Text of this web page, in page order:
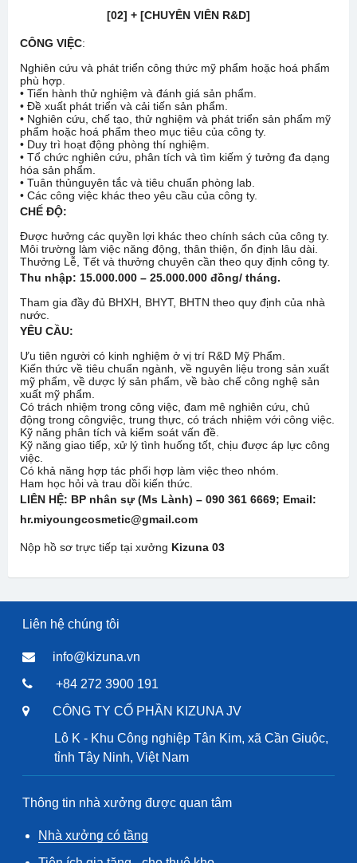
[02] + [CHUYÊN VIÊN R&D]
CÔNG VIỆC:
Nghiên cứu và phát triển công thức mỹ phẩm hoặc hoá phẩm
phù hợp.
• Tiến hành thử nghiệm và đánh giá sản phẩm.
• Đề xuất phát triển và cải tiến sản phẩm.
• Nghiên cứu, chế tạo, thử nghiệm và phát triển sản phẩm mỹ
phẩm hoặc hoá phẩm theo mục tiêu của công ty.
• Duy trì hoạt động phòng thí nghiệm.
• Tổ chức nghiên cứu, phân tích và tìm kiếm ý tưởng đa dạng
hóa sản phẩm.
• Tuân thủnguyên tắc và tiêu chuẩn phòng lab.
• Các công việc khác theo yêu cầu của công ty.
CHẾ ĐỘ:
Được hưởng các quyền lợi khác theo chính sách của công ty.
Môi trường làm việc năng động, thân thiện, ổn định lâu dài.
Thưởng Lễ, Tết và thưởng chuyên cần theo quy định công ty.
Thu nhập: 15.000.000 – 25.000.000 đồng/ tháng.
Tham gia đầy đủ BHXH, BHYT, BHTN theo quy định của nhà
nước.
YÊU CẦU:
Ưu tiên người có kinh nghiệm ở vị trí R&D Mỹ Phẩm.
Kiến thức về tiêu chuẩn ngành, về nguyên liệu trong sản xuất
mỹ phẩm, về dược lý sản phẩm, về bào chế công nghệ sản
xuất mỹ phẩm.
Có trách nhiệm trong công việc, đam mê nghiên cứu, chủ
động trong côngviệc, trung thực, có trách nhiệm với công việc.
Kỹ năng phân tích và kiểm soát vấn đề.
Kỹ năng giao tiếp, xử lý tình huống tốt, chịu được áp lực công
việc.
Có khả năng hợp tác phối hợp làm việc theo nhóm.
Ham học hỏi và trau dồi kiến thức.
LIÊN HỆ: BP nhân sự (Ms Lành) – 090 361 6669; Email:
hr.miyoungcosmetic@gmail.com
Nộp hồ sơ trực tiếp tại xưởng Kizuna 03
Liên hệ chúng tôi
info@kizuna.vn
+84 272 3900 191
CÔNG TY CỔ PHẦN KIZUNA JV
Lô K - Khu Công nghiệp Tân Kim, xã Cần Giuộc,
tỉnh Tây Ninh, Việt Nam
Thông tin nhà xưởng được quan tâm
Nhà xưởng có tầng